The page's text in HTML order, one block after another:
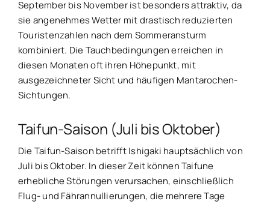
September bis November ist besonders attraktiv, da
sie angenehmes Wetter mit drastisch reduzierten
Touristenzahlen nach dem Sommeransturm
kombiniert. Die Tauchbedingungen erreichen in
diesen Monaten oft ihren Höhepunkt, mit
ausgezeichneter Sicht und häufigen Mantarochen-
Sichtungen.
Taifun-Saison (Juli bis Oktober)
Die Taifun-Saison betrifft Ishigaki hauptsächlich von
Juli bis Oktober. In dieser Zeit können Taifune
erhebliche Störungen verursachen, einschließlich
Flug- und Fährannullierungen, die mehrere Tage